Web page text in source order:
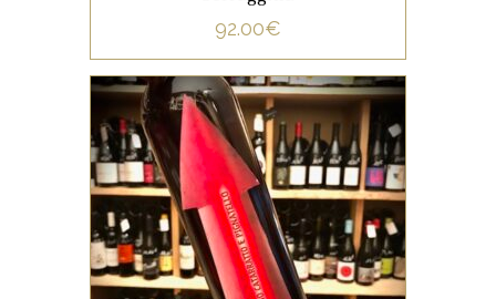
92.00€
ITALIE
Une très belle référence
qu’on ne présente plus, un
incontournable pour tout
passionné de vin naturel.